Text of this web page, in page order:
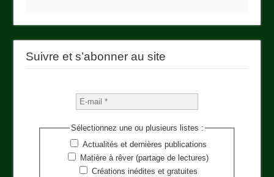
Suivre et s’abonner au site
Sélectionnez une ou plusieurs listes :
Actualités et dernières publications
Matière à rêver (partage de lectures)
Créations inédites et gratuites